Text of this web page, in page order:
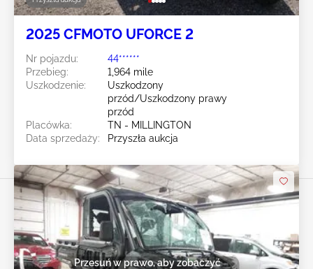
2025 CFMOTO UFORCE 2
Nr pojazdu:
44******
Przebieg:
1,964 mile
Uszkodzenie:
Uszkodzony
przód/Uszkodzony prawy
przód
Placówka:
TN - MILLINGTON
Data sprzedaży:
Przyszła aukcja
Przesuń w prawo, aby zobaczyć